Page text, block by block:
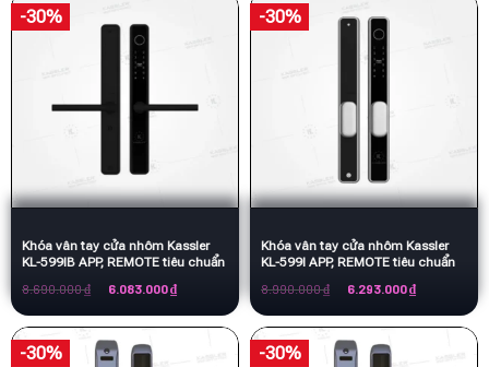
-30%
Khóa vân tay cửa nhôm Kassler
KL-599IB APP, REMOTE tiêu chuẩn
8.690.000₫
Giá
là:
8.690.000 ₫.
6.083.000₫Giá
hiện
tại
là:
6.083.000 ₫.
-30%
Khóa vân tay cửa nhôm Kassler
KL-599I APP, REMOTE tiêu chuẩn
8.990.000₫
Giá
là:
8.990.000 ₫.
6.293.000₫Giá
hiện
tại
là:
6.293.000 ₫.
-30% -30%